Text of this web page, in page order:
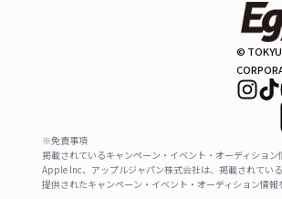
© TOKYU
※免責事項
掲載されているキャンペーン・イベント・オーディショ
Apple Inc、アップルジャパン株式会社は、掲載されてい
提供されたキャンペーン・イベント・オーディション情